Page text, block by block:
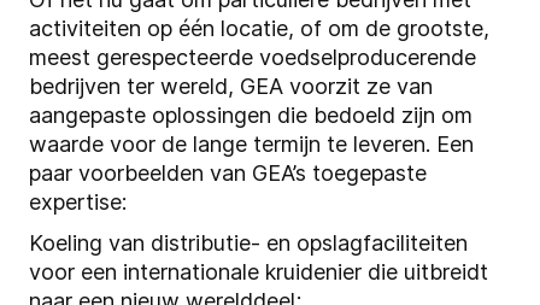
activiteiten op één locatie, of om de grootste,
meest gerespecteerde voedselproducerende
bedrijven ter wereld, GEA voorzit ze van
aangepaste oplossingen die bedoeld zijn om
waarde voor de lange termijn te leveren. Een
paar voorbeelden van GEA’s toegepaste
expertise:
Koeling van distributie- en opslagfaciliteiten
voor een internationale kruidenier die uitbreidt